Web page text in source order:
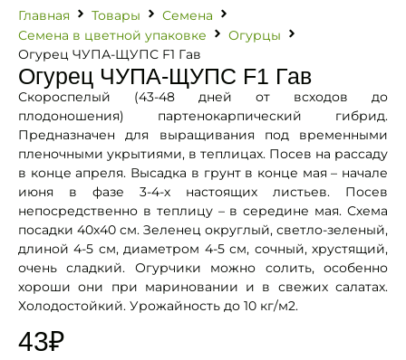
Главная Товары
Семена
Семена в цветной упаковке
Огурцы
Огурец ЧУПА-ЩУПС F1 Гав
Огурец ЧУПА-ЩУПС F1 Гав
Скороспелый (43-48 дней от всходов до
плодоношения) партенокарпический гибрид.
Предназначен для выращивания под временными
пленочными укрытиями, в теплицах. Посев на рассаду
в конце апреля. Высадка в грунт в конце мая – начале
июня в фазе 3-4-х настоящих листьев. Посев
непосредственно в теплицу – в середине мая. Схема
посадки 40х40 см. Зеленец округлый, светло-зеленый,
длиной 4-5 см, диаметром 4-5 см, сочный, хрустящий,
очень сладкий. Огурчики можно солить, особенно
хороши они при мариновании и в свежих салатах.
Холодостойкий. Урожайность до 10 кг/м2.
43₽